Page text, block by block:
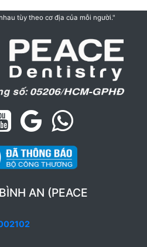
tùy theo cơ địa của mỗi người."
AN (PEACE